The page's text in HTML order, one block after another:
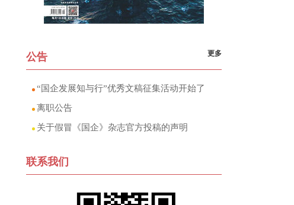
公告 更多
“国企发展知与行”优秀文稿征集活动开始了
离职公告
关于假冒《国企》杂志官方投稿的声明
联系我们